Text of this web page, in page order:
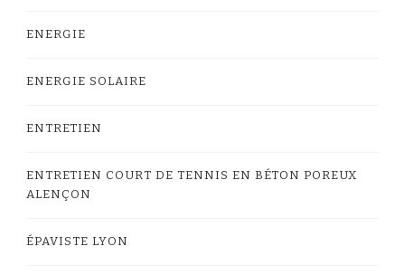
ENERGIE
ENERGIE SOLAIRE
ENTRETIEN
ENTRETIEN COURT DE TENNIS EN BÉTON POREUX
ALENÇON
ÉPAVISTE LYON